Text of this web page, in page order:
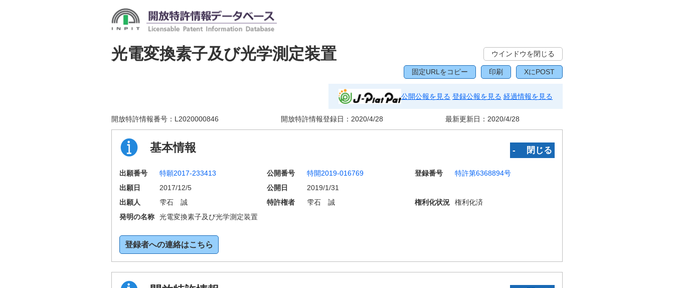
光電変換素子及び光学測定装置 ウインドウを閉じる
固定URLをコピー 印刷 XにPOST
公開公報を見る 登録公報を見る 経過情報を見る
開放特許情報番号： L2020000846 開放特許情報登録日： 2020/4/28 最新更新日： 2020/4/28
基本情報 ‐ 閉じる
出願番号 特願2017-233413 公開番号 特開2019-016769 登録番号
特許第6368894号
出願日
2017/12/5 公開日
2019/1/31
出願人
雫石 誠 特許権者 雫石 誠 権利化状況
権利化済
発明の名称
光電変換素子及び光学測定装置
登録者への連絡はこちら